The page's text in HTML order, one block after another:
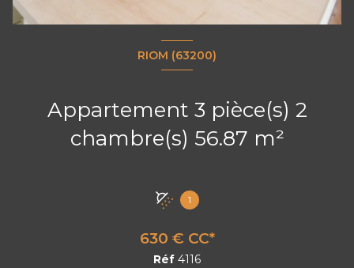
RIOM (63200)
Appartement 3 pièce(s) 2
chambre(s) 56.87 m²
1
630 € CC*
Réf 4116